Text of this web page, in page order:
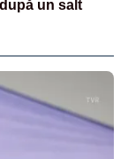
un salt